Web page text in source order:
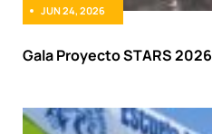
JUN 24, 2026
Gala Proyecto STARS 2026